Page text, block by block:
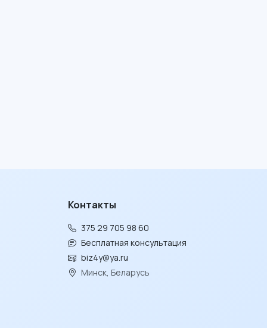
Контакты
375 29 705 98 60
Бесплатная консультация
biz4y@ya.ru
Минск, Беларусь